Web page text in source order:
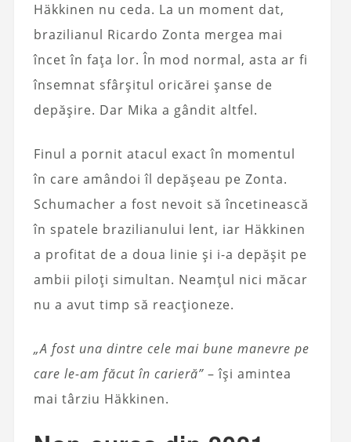
Häkkinen nu ceda. La un moment dat,
brazilianul Ricardo Zonta mergea mai
încet în fața lor. În mod normal, asta ar fi
însemnat sfârșitul oricărei șanse de
depășire. Dar Mika a gândit altfel.
Finul a pornit atacul exact în momentul
în care amândoi îl depășeau pe Zonta.
Schumacher a fost nevoit să încetinească
în spatele brazilianului lent, iar Häkkinen
a profitat de a doua linie și i-a depășit pe
ambii piloți simultan. Neamțul nici măcar
nu a avut timp să reacționeze.
„A fost una dintre cele mai bune manevre pe
care le-am făcut în carieră”– își amintea
mai târziu Häkkinen.